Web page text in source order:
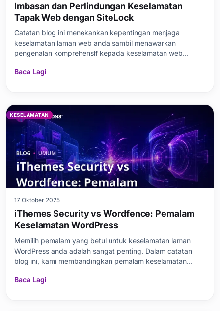
Imbasan dan Perlindungan Keselamatan
Tapak Web dengan SiteLock
Catatan blog ini menekankan kepentingan menjaga
keselamatan laman web anda sambil menawarkan
pengenalan komprehensif kepada keselamatan web
imbasan keselamatan laman web adalah kritikal,
pengguna. Sama ada perisian hasad atau
Baca Lagi
KESELAMATAN
17 Oktober 2025
iThemes Security vs Wordfence: Pemalam
Keselamatan WordPress
Memilih pemalam yang betul untuk keselamatan laman
WordPress anda adalah sangat penting. Dalam catatan
blog ini, kami membandingkan pemalam keselamatan
menyentuh mengapa pemalam keselamatan itu penting,
Baca Lagi